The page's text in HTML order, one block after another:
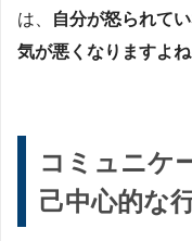
は、 自分が怒られて
気が悪くなりますよね
コミュニケ
己中心的な